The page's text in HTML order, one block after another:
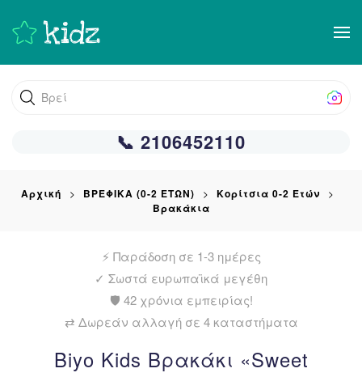
Skip
to
content
Βρείτε αυτό
📞 2106452110
Αρχική ΒΡΕΦΙΚΑ (0-2 ΕΤΩΝ)
Κορίτσια 0-2 Ετών
Βρακάκια
⚡ Παράδοση σε 1-3 ημέρες
✓ Σωστά ευρωπαϊκά μεγέθη
🛡️ 42 χρόνια εμπειρίας!
⇄ Δωρεάν αλλαγή σε 4 καταστήματα
Biyo Kids Βρακάκι «Sweet